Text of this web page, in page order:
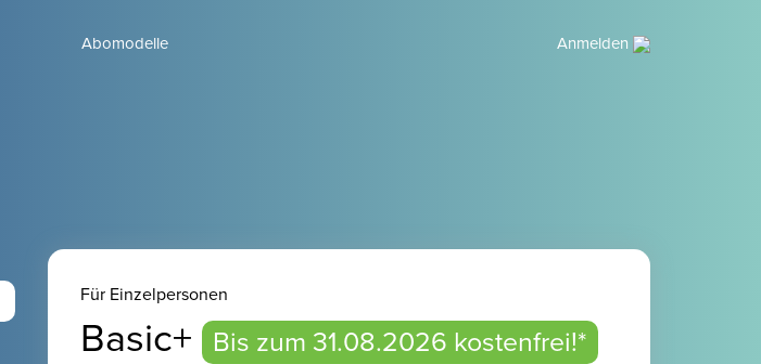
Abomodelle Anmelden
Für Einzelpersonen
Basic+ Bis zum 31.08.2026 kostenfrei!*